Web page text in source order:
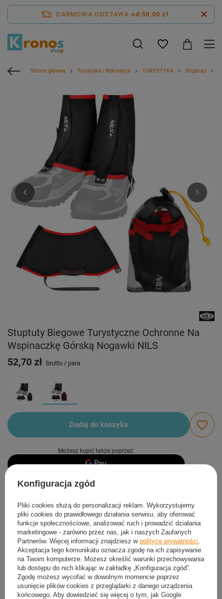
DARMOWA DOSTAWA od 50,00 zł
Strona główna Turystyka i Rekreacja TURYSTYKA Stuptuty
Stuptuty Biegowe Turystyczne Ochronne Na
Wspinaczkę Górską Nogawki NILS
52,70 zł
brutto / para
Dodaj do koszyka
Możesz kupić także poprzez:
Produkt dostępny Wysyłka
Darmowa i szybka dostawa
30 dni na łatwy zwrot
Sprawdź, w którym sklepie obejrzysz i kupisz od ręki
Bezpieczne zakupy
Darmowa dostawa do paczkomatu lub punktu
odbioru
Konfiguracja zgód
Pliki cookies służą do personalizacji reklam. Wykorzystujemy
pliki cookies do prawidłowego działania serwisu, aby oferować
funkcje społecznościowe, analizować ruch i prowadzić działania
marketingowe - zarówno przez nas, jak i naszych Zaufanych
Partnerów. Więcej informacji znajdziesz w polityce prywatności
Akceptacja tego komunikatu oznacza zgodę na ich zapisywanie
na Twoim komputerze. Możesz określić warunki przechowywania
lub dostępu do nich klikając w zakładkę „Konfiguracja zgód”.
Zgodę możesz wycofać w dowolnym momencie poprzez
usunięcie plików cookies z przeglądarki z danego urządzenia
końcowego. Aby dowiedzieć się więcej o tym, jak Google